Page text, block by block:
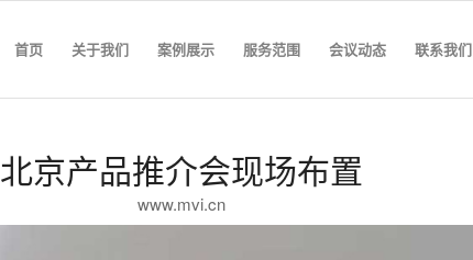
首页 关于我们 案例展示 服务范围 会议动态 联系我们
北京产品推介会现场布置
www.mvi.cn